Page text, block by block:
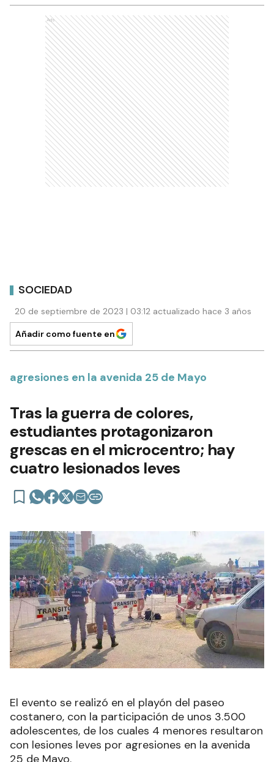
Ads
SOCIEDAD
20 de septiembre de 2023 | 03:12 actualizado hace 3 años
Añadir como fuente en
agresiones en la avenida 25 de Mayo
Tras la guerra de colores,
estudiantes protagonizaron
grescas en el microcentro; hay
cuatro lesionados leves
El evento se realizó en el playón del paseo
costanero, con la participación de unos 3.500
adolescentes, de los cuales 4 menores resultaron
con lesiones leves por agresiones en la avenida
25 de Mayo.